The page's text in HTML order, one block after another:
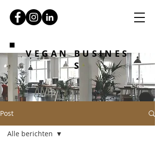
VEGAN BUSINES
S
Post
Alle berichten